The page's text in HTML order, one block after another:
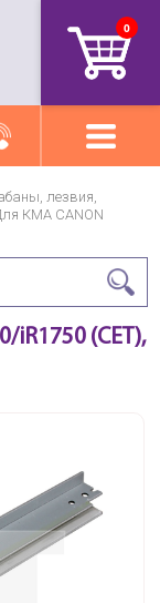
0
лезвия,
КМА CANON
iR1750 (CET),